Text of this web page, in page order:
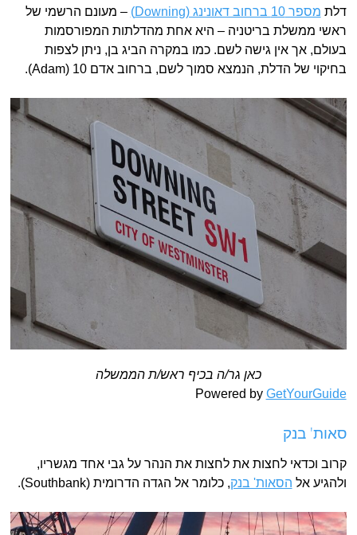
דלת מספר 10 ברחוב דאונינג (Downing)
– מעונם הרשמי של
ראשי ממשלת בריטניה – היא אחת מהדלתות המפורסמות
בעולם, אך אין גישה לשם. כמו במקרה הביג בן, ניתן לצפות
בחיקוי של הדלת, הנמצא סמוך לשם, ברחוב אדם 10 (Adam).
כאן גר/ה בכיף ראש/ת הממשלה
Powered by GetYourGuide
סאות' בנק
קרוב וכדאי לחצות את לחצות את הנהר על גבי אחד מגשריו,
ולהגיע אל הסאות' בנק, כלומר אל הגדה הדרומית (Southbank).